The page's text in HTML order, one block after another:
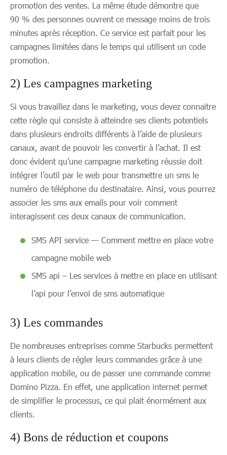
promotion des ventes. La même étude démontre que
90 % des personnes ouvrent ce message moins de trois
minutes après réception. Ce service est parfait pour les
campagnes limitées dans le temps qui utilisent un code
promotion.
2) Les campagnes marketing
Si vous travaillez dans le marketing, vous devez connaitre
cette règle qui consiste à atteindre ses clients potentiels
dans plusieurs endroits différents à l’aide de plusieurs
canaux, avant de pouvoir les convertir à l’achat. Il est
donc évident qu’une campagne marketing réussie doit
intégrer l’outil par le web pour transmettre un sms le
numéro de téléphone du destinataire. Ainsi, vous pourrez
associer les sms aux emails pour voir comment
interagissent ces deux canaux de communication.
SMS API service — Comment mettre en place votre
campagne mobile web
SMS api – Les services à mettre en place en utilisant
l’api pour l’envoi de sms automatique
3) Les commandes
De nombreuses entreprises comme Starbucks permettent
à leurs clients de régler leurs commandes grâce à une
application mobile, ou de passer une commande comme
Domino Pizza. En effet, une application internet permet
de simplifier le processus, ce qui plait énormément aux
clients.
4) Bons de réduction et coupons